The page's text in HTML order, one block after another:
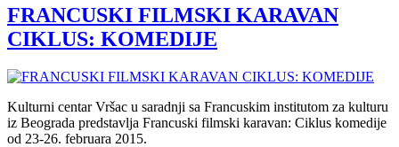
FRANCUSKI FILMSKI KARAVAN
CIKLUS: KOMEDIJE
Kulturni centar Vršac u saradnji sa Francuskim institutom za kulturu
iz Beograda predstavlja Francuski filmski karavan: Ciklus komedije
od 23-26. februara 2015.